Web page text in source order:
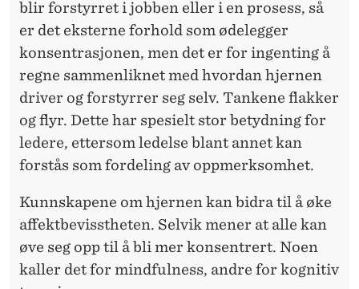
blir forstyrret i jobben eller i en prosess, så
er det eksterne forhold som ødelegger
konsentrasjonen, men det er for ingenting å
regne sammenliknet med hvordan hjernen
driver og forstyrrer seg selv. Tankene flakker
og flyr. Dette har spesielt stor betydning for
ledere, ettersom ledelse blant annet kan
forstås som fordeling av oppmerksomhet.
Kunnskapene om hjernen kan bidra til å øke
affektbevisstheten. Selvik mener at alle kan
øve seg opp til å bli mer konsentrert. Noen
kaller det for mindfulness, andre for kognitiv